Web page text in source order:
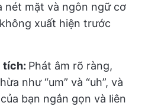
nét mặt và ngôn ngữ cơ
xuất hiện trước
tích: Phát âm rõ ràng,
như “um” và “uh”, và
bạn ngắn gọn và liên